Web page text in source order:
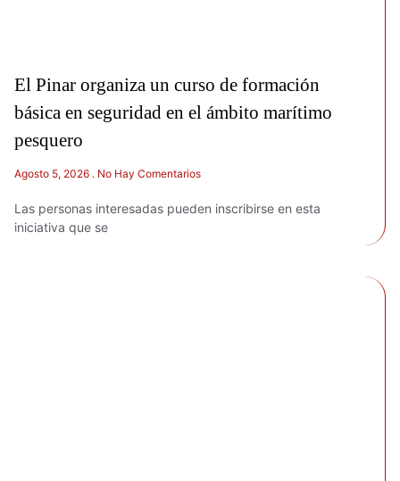
El Pinar organiza un curso de formación
básica en seguridad en el ámbito marítimo
pesquero
Agosto 5, 2026 No Hay Comentarios
Las personas interesadas pueden inscribirse en esta
iniciativa que se